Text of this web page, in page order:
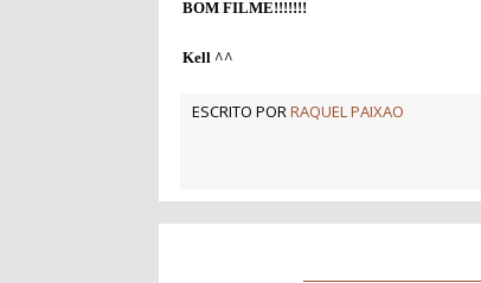
BOM FILME!!!!!!!
Kell ^^
ESCRITO PORRAQUEL PAIXAO